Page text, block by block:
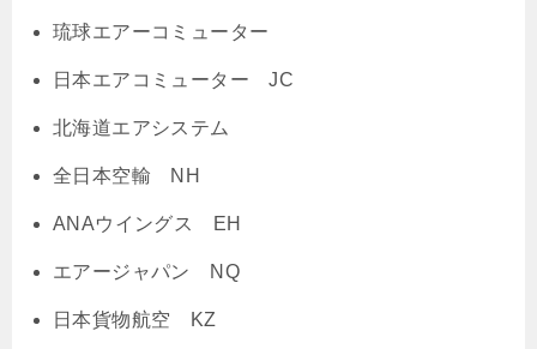
琉球エアーコミューター
日本エアコミューター JC
北海道エアシステム
全日本空輸 NH
ANAウイングス EH
エアージャパン NQ
日本貨物航空 KZ